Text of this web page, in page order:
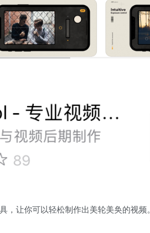
，让你可以轻松制作出美轮美奂的视频。